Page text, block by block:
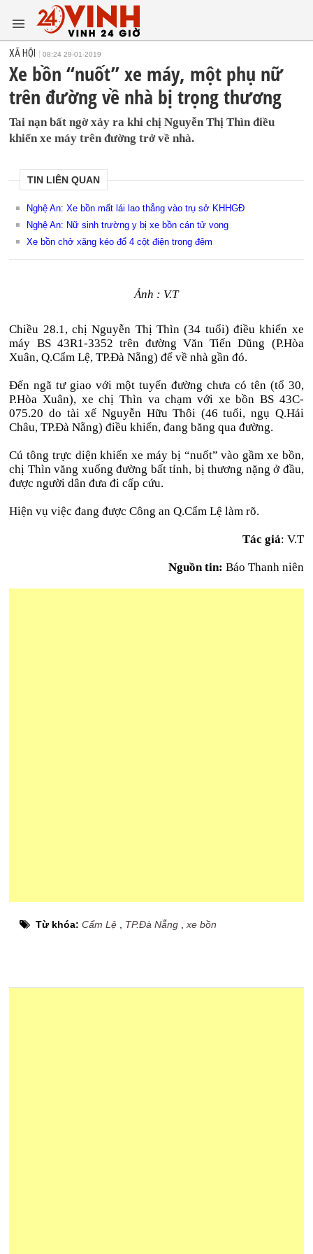
XÃ HỘI 08:24 29-01-2019
Xe bồn “nuốt” xe máy, một phụ nữ
trên đường về nhà bị trọng thương
Tai nạn bất ngờ xảy ra khi chị Nguyễn Thị Thìn điều
khiển xe máy trên đường trở về nhà.
TIN LIÊN QUAN
Nghệ An: Xe bồn mất lái lao thẳng vào trụ sở KHHGĐ
Nghệ An: Nữ sinh trường y bị xe bồn cán tử vong
Xe bồn chở xăng kéo đổ 4 cột điện trong đêm
Ảnh : V.T
Chiều 28.1, chị Nguyễn Thị Thìn (34 tuổi) điều khiển xe
máy BS 43R1-3352 trên đường Văn Tiến Dũng (P.Hòa
Xuân, Q.Cẩm Lệ, TP.Đà Nẵng) để về nhà gần đó.
Đến ngã tư giao với một tuyến đường chưa có tên (tổ 30,
P.Hòa Xuân), xe chị Thìn va chạm với xe bồn BS 43C-
075.20 do tài xế Nguyễn Hữu Thôi (46 tuổi, ngụ Q.Hải
Châu, TP.Đà Nẵng) điều khiển, đang băng qua đường.
Cú tông trực diện khiến xe máy bị “nuốt” vào gầm xe bồn,
chị Thìn văng xuống đường bất tỉnh, bị thương nặng ở đầu,
được người dân đưa đi cấp cứu.
Hiện vụ việc đang được Công an Q.Cẩm Lệ làm rõ.
Tác giả: V.T
Nguồn tin: Báo Thanh niên
Từ khóa:Cẩm Lệ TP.Đà Nẵng ,xe bồn